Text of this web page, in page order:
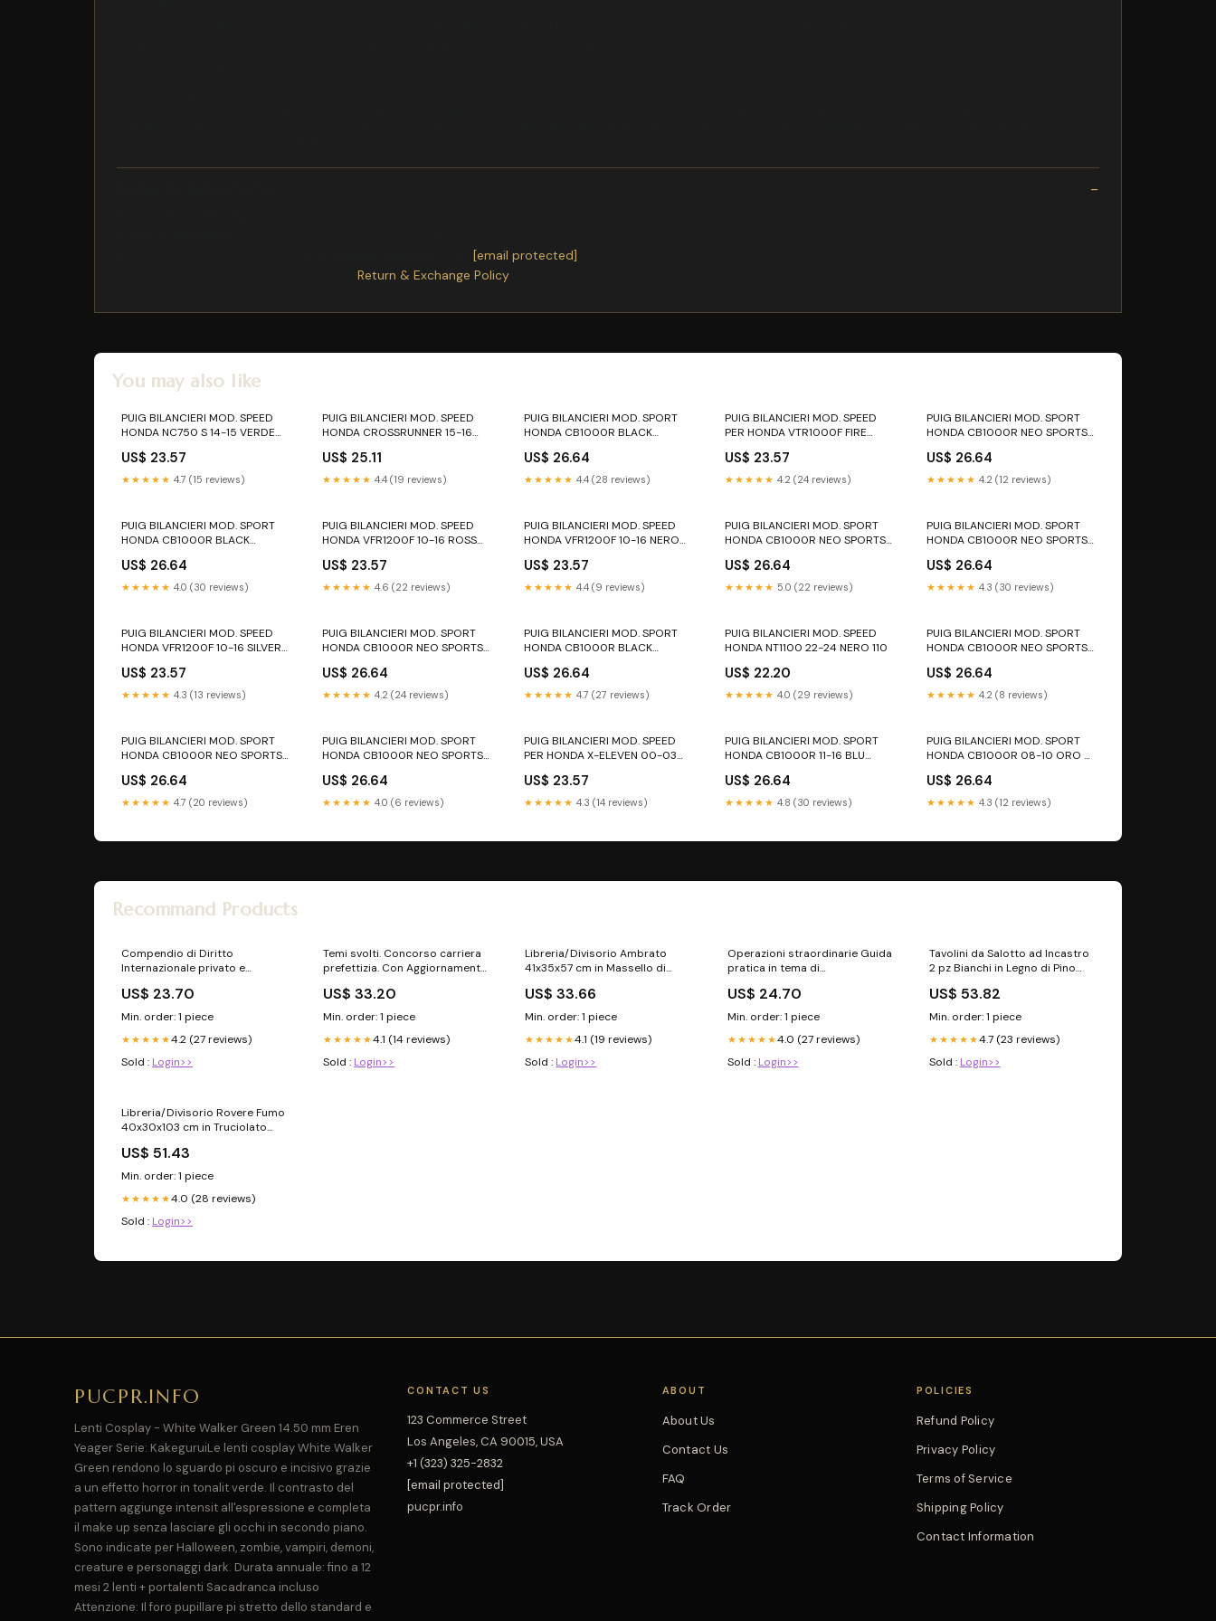
[email protected]
Return & Exchange Policy
You may also like
PUIG BILANCIERI MOD. SPEED
HONDA NC750 S 14-15 VERDE
'08/11
US$ 23.57
★★★★★ 4.7 (15 reviews)
PUIG BILANCIERI MOD. SPEED
HONDA CROSSRUNNER 15-16
US$ 25.11
★★★★★ 4.4 (19 reviews)
PUIG BILANCIERI MOD. SPORT
HONDA CB1000R BLACK
TURISMO VELOCE 800 LUSSO
2015-e3
US$ 26.64
★★★★★ 4.4 (28 reviews)
PUIG BILANCIERI MOD. SPEED
PER HONDA VTR1000F FIRE
US$ 23.57
★★★★★ 4.2 (24 reviews)
PUIG BILANCIERI MOD. SPORT
HONDA CB1000R NEO SPORTS
VULCAN CLASSIC
US$ 26.64
★★★★★ 4.2 (12 reviews)
PUIG BILANCIERI MOD. SPORT
HONDA CB1000R BLACK
US$ 26.64
★★★★★ 4.0 (30 reviews)
PUIG BILANCIERI MOD. SPEED
HONDA VFR1200F 10-16 ROSSO
US$ 23.57
★★★★★ 4.6 (22 reviews)
PUIG BILANCIERI MOD. SPEED
HONDA VFR1200F 10-16 NERO
US$ 23.57
★★★★★ 4.4 (9 reviews)
PUIG BILANCIERI MOD. SPORT
HONDA CB1000R NEO SPORTS
1100
US$ 26.64
★★★★★ 5.0 (22 reviews)
PUIG BILANCIERI MOD. SPORT
HONDA CB1000R NEO SPORTS
1100
US$ 26.64
★★★★★ 4.3 (30 reviews)
PUIG BILANCIERI MOD. SPEED
HONDA VFR1200F 10-16 SILVER
US$ 23.57
★★★★★ 4.3 (13 reviews)
PUIG BILANCIERI MOD. SPORT
HONDA CB1000R NEO SPORTS
MULTISTRADA 1200 ABS/
TOURING
US$ 26.64
★★★★★ 4.2 (24 reviews)
PUIG BILANCIERI MOD. SPORT
HONDA CB1000R BLACK
Burgman 200
US$ 26.64
★★★★★ 4.7 (27 reviews)
PUIG BILANCIERI MOD. SPEED
HONDA NT1100 22-24 NERO 110
US$ 22.20
★★★★★ 4.0 (29 reviews)
PUIG BILANCIERI MOD. SPORT
HONDA CB1000R NEO SPORTS
US$ 26.64
★★★★★ 4.2 (8 reviews)
PUIG BILANCIERI MOD. SPORT
HONDA CB1000R NEO SPORTS
DIVERSION
US$ 26.64
★★★★★ 4.7 (20 reviews)
PUIG BILANCIERI MOD. SPORT
HONDA CB1000R NEO SPORTS
1290 SUPER ADVENTURE R 2019
US$ 26.64
★★★★★ 4.0 (6 reviews)
PUIG BILANCIERI MOD. SPEED
PER HONDA X-ELEVEN 00-03
US$ 23.57
★★★★★ 4.3 (14 reviews)
PUIG BILANCIERI MOD. SPORT
HONDA CB1000R 11-16 BLU
US$ 26.64
★★★★★ 4.8 (30 reviews)
PUIG BILANCIERI MOD. SPORT
HONDA CB1000R 08-10 ORO K
US$ 26.64
★★★★★ 4.3 (12 reviews)
Recommand Products
Compendio di Diritto
Internazionale privato e
US$ 23.70
Min. order: 1 piece
★★★★★4.2 (27 reviews)
Sold : Login>>
Temi svolti. Concorso carriera
prefettizia. Con Aggiornamento
Annalisa Tricarico Novità
US$ 33.20
Min. order: 1 piece
★★★★★4.1 (14 reviews)
Sold : Login>>
Libreria/Divisorio Ambrato
41x35x57 cm in Massello di
US$ 33.66
Min. order: 1 piece
★★★★★4.1 (19 reviews)
Sold : Login>>
Operazioni straordinarie Guida
pratica in tema di
scissione di Sara Orlando,
Antonio D’Amico, Università
US$ 24.70
Min. order: 1 piece
★★★★★4.0 (27 reviews)
Sold : Login>>
Tavolini da Salotto ad Incastro
2 pz Bianchi in Legno di Pino
US$ 53.82
Min. order: 1 piece
★★★★★4.7 (23 reviews)
Sold : Login>>
Libreria/Divisorio Rovere Fumo
40x30x103 cm in Truciolato
US$ 51.43
Min. order: 1 piece
★★★★★4.0 (28 reviews)
Sold : Login>>
PUCPR.INFO
Lenti Cosplay - White Walker Green 14.50 mm Eren
Yeager Serie: KakeguruiLe lenti cosplay White Walker
Green rendono lo sguardo pi oscuro e incisivo grazie
a un effetto horror in tonalit verde. Il contrasto del
pattern aggiunge intensit all'espressione e completa
il make up senza lasciare gli occhi in secondo piano.
Sono indicate per Halloween, zombie, vampiri, demoni,
creature e personaggi dark. Durata annuale: fino a 12
mesi 2 lenti + portalenti Sacadranca incluso
Attenzione: Il foro pupillare pi stretto dello standard e
CONTACT US
123 Commerce Street
Los Angeles, CA 90015, USA
+1 (323) 325-2832
[email protected]
pucpr.info
ABOUT
About Us
Contact Us
FAQ
Track Order
POLICIES
Refund Policy
Privacy Policy
Terms of Service
Shipping Policy
Contact Information